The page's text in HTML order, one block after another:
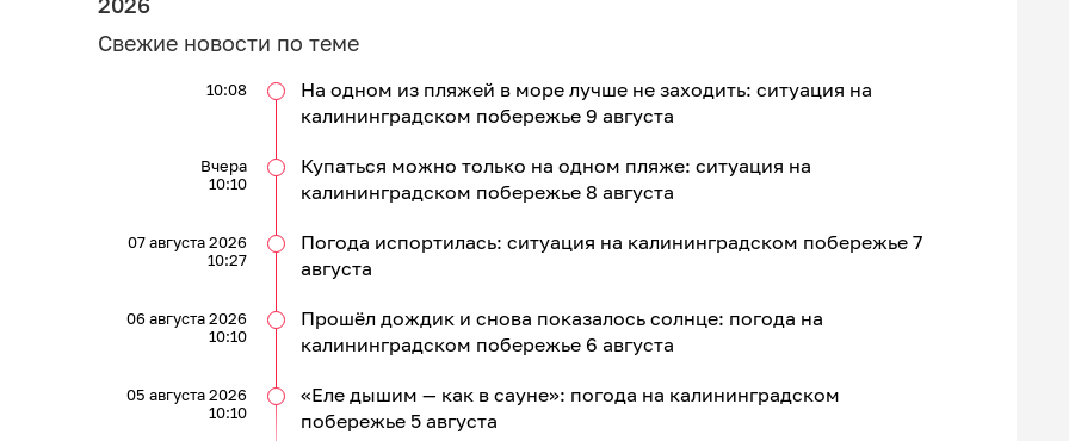
Свежие новости по теме
На одном из пляжей в море лучше не заходить: ситуация на
калининградском побережье 9 августа
10:08
Купаться можно только на одном пляже: ситуация на
калининградском побережье 8 августа
Вчера
10:10
Погода испортилась: ситуация на калининградском побережье 7
августа
07 августа 2026
10:27
Прошёл дождик и снова показалось солнце: погода на
калининградском побережье 6 августа
06 августа 2026
10:10
«Еле дышим — как в сауне»: погода на калининградском
побережье 5 августа
05 августа 2026
10:10